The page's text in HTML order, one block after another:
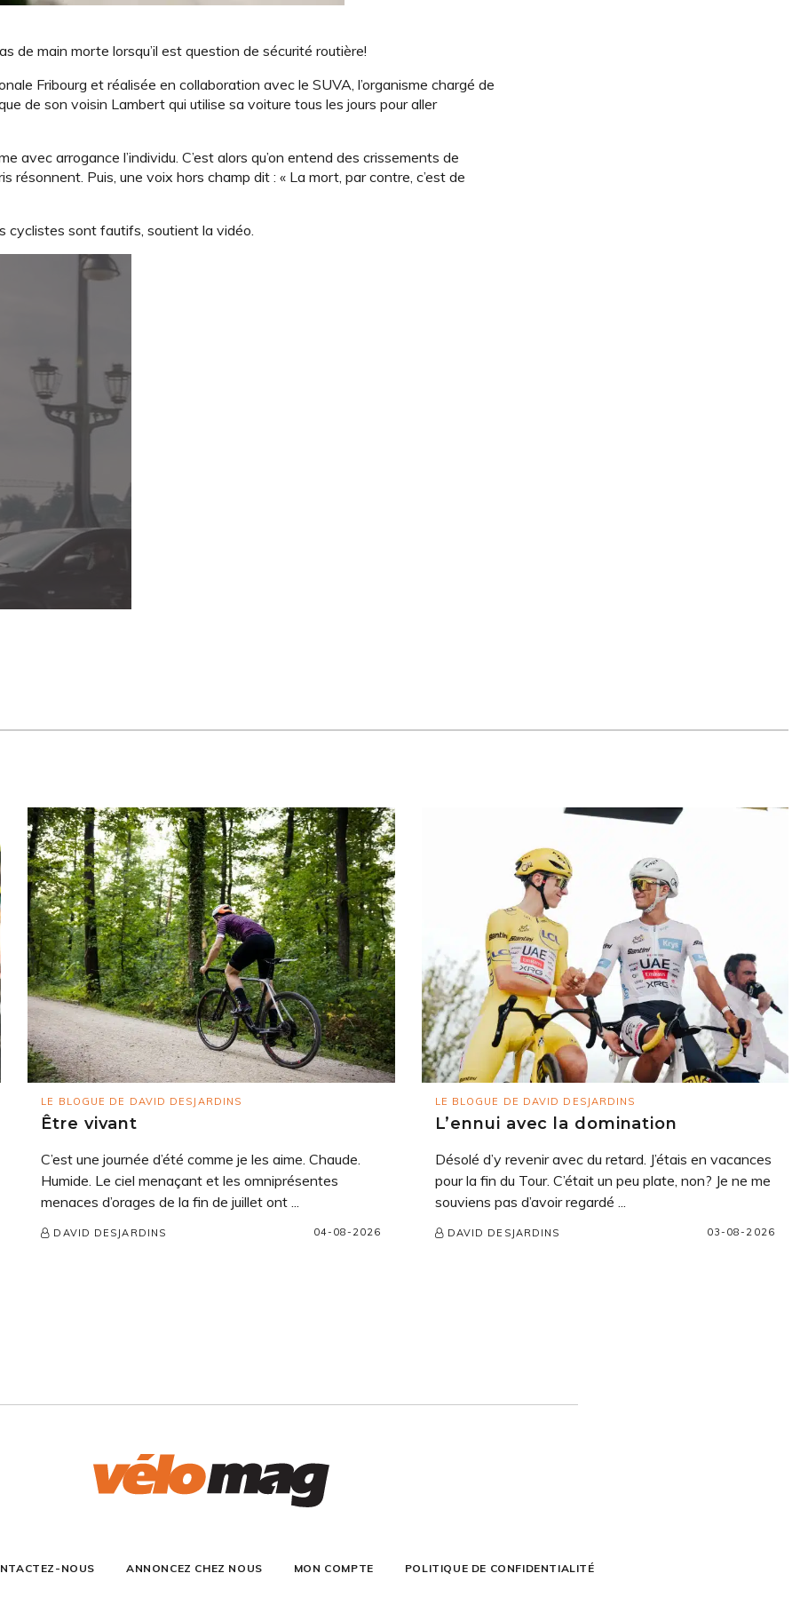
de main morte lorsqu’il est question de sécurité routière!
Fribourg et réalisée en collaboration avec le SUVA, l’organisme chargé de
de son voisin Lambert qui utilise sa voiture tous les jours pour aller
avec arrogance l’individu. C’est alors qu’on entend des crissements de
résonnent. Puis, une voix hors champ dit : « La mort, par contre, c’est de
cyclistes sont fautifs, soutient la vidéo.
LE BLOGUE DE DAVID DESJARDINS
Être vivant
C’est une journée d’été comme je les aime. Chaude.
Humide. Le ciel menaçant et les omniprésentes
menaces d’orages de la fin de juillet ont ...
DAVID DESJARDINS 04-08-2026
LE BLOGUE DE DAVID DESJARDINS
L’ennui avec la domination
Désolé d’y revenir avec du retard. J’étais en vacances
pour la fin du Tour. C’était un peu plate, non? Je ne me
souviens pas d’avoir regardé ...
DAVID DESJARDINS 03-08-2026
NOUS ANNONCEZ CHEZ NOUS MON COMPTE POLITIQUE DE CONFIDENTIALITÉ